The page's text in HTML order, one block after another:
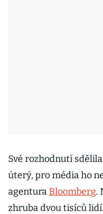
Své rozhodnutí
úterý, pro média ho
agentura Bloomberg.
zhruba dvou tisíců